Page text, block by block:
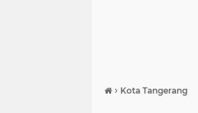
› Kota Tangerang